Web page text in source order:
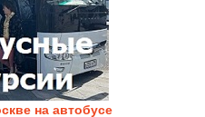
на автобусе